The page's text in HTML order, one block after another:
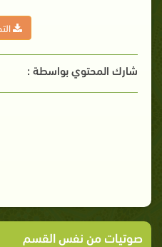
شارك المحتوي بواسطة :
صوتيات من نفس القسم